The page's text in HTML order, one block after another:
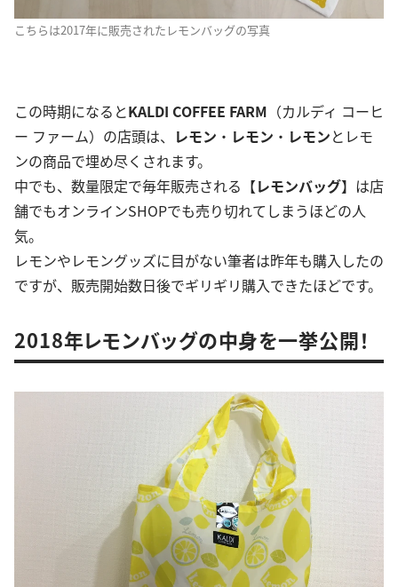
こちらは2017年に販売されたレモンバッグの写真
この時期になるとKALDI COFFEE FARM （カルディ コーヒ
ー ファーム）の店頭は、
レモン ・ レモン ・ レモンとレモ
ンの商品で埋め尽くされます。
中でも、数量限定で毎年販売される【レモンバッグ】は店
舗でもオンラインSHOPでも売り切れてしまうほどの人
気。
レモンやレモングッズに目がない筆者は昨年も購入したの
ですが、販売開始数日後でギリギリ購入できたほどです。
2018年レモンバッグの中身を一挙公開！